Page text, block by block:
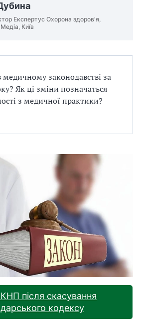
Експертус Охорона здоров'я,
Київ
законодавстві за
Як ці зміни позначаться
з медичної практики?
після скасування
кодексу